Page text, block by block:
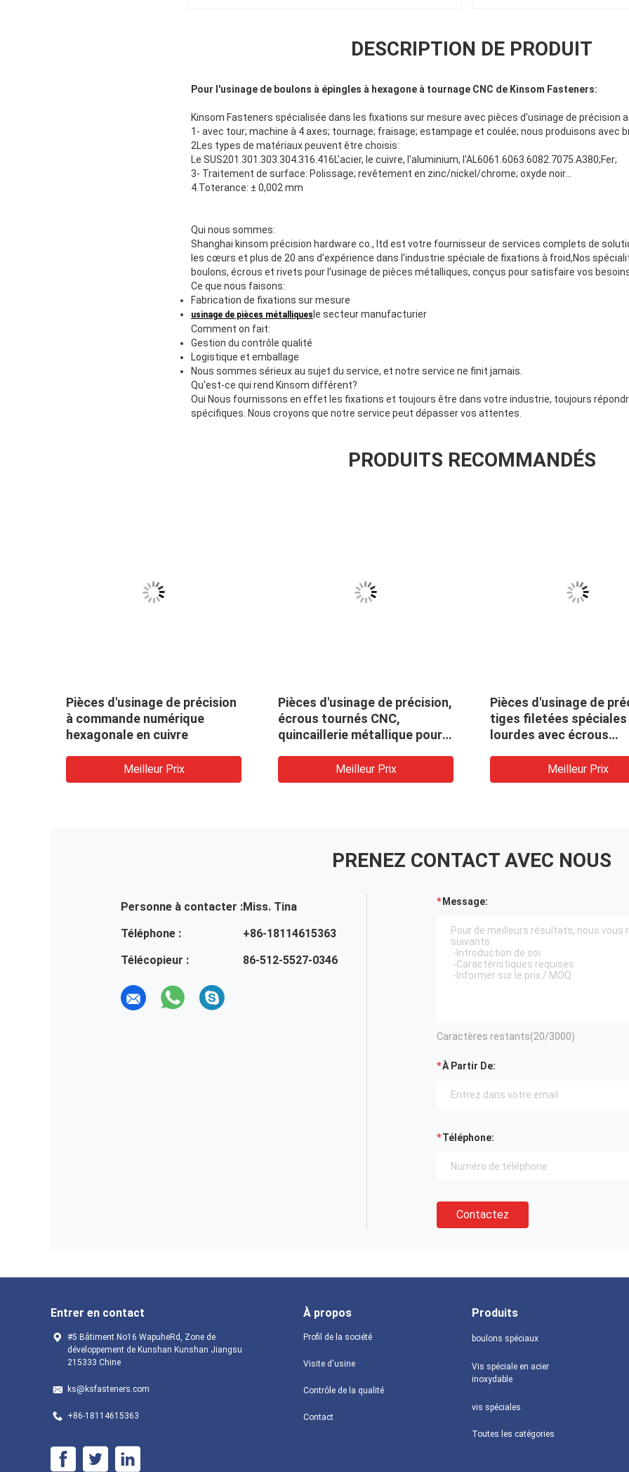
DESCRIPTION DE PRODUIT
Pour l'usinage de boulons à épingles à hexagone à tournage CNC de Kinsom Fasteners:
Kinsom Fasteners spécialisée dans les fixations sur mesure avec pièces d'usinage de précision
1- avec tour; machine à 4 axes; tournage; fraisage; estampage et coulée; nous produisons avec
2Les types de matériaux peuvent être choisis:
Le SUS201.301.303.304.316.416L'acier, le cuivre, l'aluminium, l'AL6061.6063.6082.7075.A380;Fer;
3- Traitement de surface: Polissage; revêtement en zinc/nickel/chrome; oxyde noir...
4.Toterance: ± 0,002 mm
Qui nous sommes:
Shanghai kinsom précision hardware co., ltd est votre fournisseur de services complets de
les cœurs et plus de 20 ans d'expérience dans l'industrie spéciale de fixations à froid,Nos
boulons, écrous et rivets pour l'usinage de pièces métalliques, conçus pour satisfaire vos
Ce que nous faisons:
Fabrication de fixations sur mesure
usinage de pièces métalliques le secteur manufacturier
Comment on fait:
Gestion du contrôle qualité
Logistique et emballage
Nous sommes sérieux au sujet du service, et notre service ne finit jamais.
Qu'est-ce qui rend Kinsom différent?
Oui Nous fournissons en effet les fixations et toujours être dans votre industrie, toujours
spécifiques. Nous croyons que notre service peut dépasser vos attentes.
PRODUITS RECOMMANDÉS
Pièces d'usinage de précision
à commande numérique
hexagonale en cuivre
Meilleur Prix
Pièces d'usinage de précision,
écrous tournés CNC,
quincaillerie métallique pour
Meilleur Prix
Pièces d'usinage de
tiges filetées spéciales
lourdes avec écrous
Meilleur Prix
PRENEZ CONTACT AVEC NOUS
Personne à contacter :Miss. Tina
Téléphone :
+86-18114615363
Télécopieur :
86-512-5527-0346
Message:
Caractères restants(20/3000)
À Partir De:
Téléphone:
Contactez
Entrer en contact
#5 Bâtiment No16 WapuheRd, Zone de
développement de Kunshan Kunshan Jiangsu
215333 Chine
ks@ksfasteners.com
+86-18114615363
À propos
Profil de la société
Visite d'usine
Contrôle de la qualité
Contact
Produits
boulons spéciaux
Vis spéciale en acier
inoxydable
vis spéciales
Toutes les catégories